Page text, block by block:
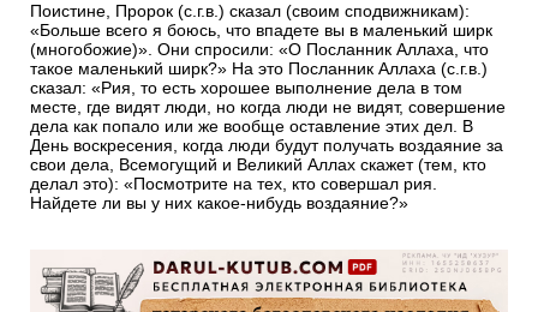
Поистине, Пророк (с.г.в.) сказал (своим сподвижникам):
«Больше всего я боюсь, что впадете вы в маленький ширк
(многобожие)». Они спросили: «О Посланник Аллаха, что
такое маленький ширк?» На это Посланник Аллаха (с.г.в.)
сказал: «Рия, то есть хорошее выполнение дела в том
месте, где видят люди, но когда люди не видят, совершение
дела как попало или же вообще оставление этих дел. В
День воскресения, когда люди будут получать воздаяние за
свои дела, Всемогущий и Великий Аллах скажет (тем, кто
делал это): «Посмотрите на тех, кто совершал рия.
Найдете ли вы у них какое-нибудь воздаяние?»